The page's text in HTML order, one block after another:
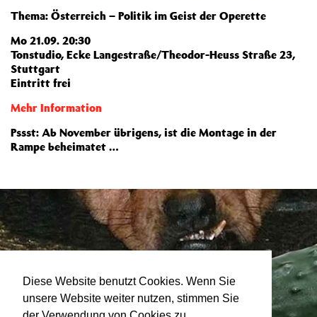
Diese Website benutzt Cookies. Wenn Sie
unsere Website weiter nutzen, stimmen Sie
Thema: Österreich – Politik im Geist der Operette
Mo 21.09. 20:30
Tonstudio, Ecke Langestraße/Theodor-Heuss Straße 23,
Stuttgart
Eintritt frei
Mehr Information
Pssst: Ab November übrigens, ist die Montage in der
Rampe beheimatet …